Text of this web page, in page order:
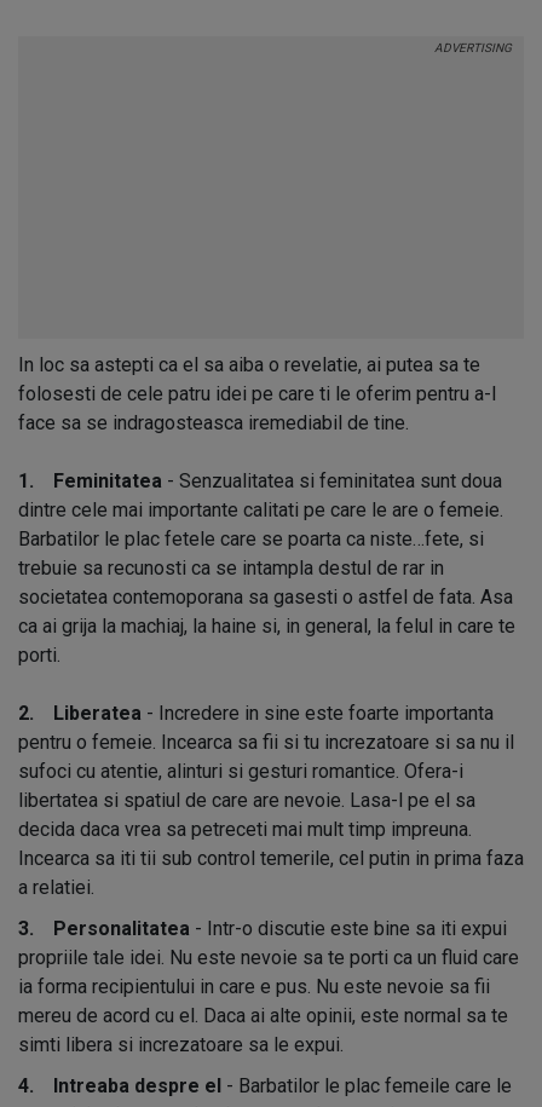
In loc sa astepti ca el sa aiba o revelatie, ai putea sa te
folosesti de cele patru idei pe care ti le oferim pentru a-l
face sa se indragosteasca iremediabil de tine.
1. Feminitatea - Senzualitatea si feminitatea sunt doua
dintre cele mai importante calitati pe care le are o femeie.
Barbatilor le plac fetele care se poarta ca niste…fete, si
trebuie sa recunosti ca se intampla destul de rar in
societatea contemoporana sa gasesti o astfel de fata. Asa
ca ai grija la machiaj, la haine si, in general, la felul in care te
porti.
2. Liberatea - Incredere in sine este foarte importanta
pentru o femeie. Incearca sa fii si tu increzatoare si sa nu il
sufoci cu atentie, alinturi si gesturi romantice. Ofera-i
libertatea si spatiul de care are nevoie. Lasa-l pe el sa
decida daca vrea sa petreceti mai mult timp impreuna.
Incearca sa iti tii sub control temerile, cel putin in prima faza
a relatiei.
3. Personalitatea - Intr-o discutie este bine sa iti expui
propriile tale idei. Nu este nevoie sa te porti ca un fluid care
ia forma recipientului in care e pus. Nu este nevoie sa fii
mereu de acord cu el. Daca ai alte opinii, este normal sa te
simti libera si increzatoare sa le expui.
4. Intreaba despre el - Barbatilor le plac femeile care le